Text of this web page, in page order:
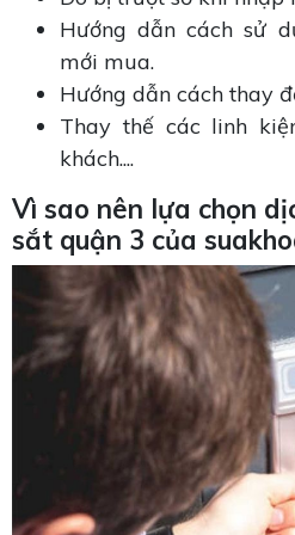
Hướng dẫn cách sử
mới mua.
Hướng dẫn cách thay
Thay thế các linh
khách....
Vì sao nên lựa chọn
sắt quận 3 của